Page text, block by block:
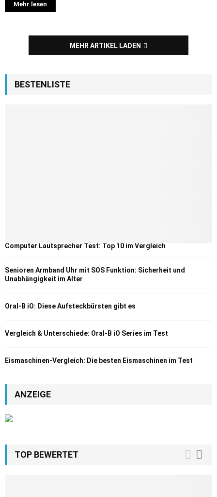
Mehr lesen
MEHR ARTIKEL LADEN
BESTENLISTE
Computer Lautsprecher Test: Top 10 im Vergleich
Senioren Armband Uhr mit SOS Funktion: Sicherheit und
Unabhängigkeit im Alter
Oral-B iO: Diese Aufsteckbürsten gibt es
Vergleich & Unterschiede: Oral-B iO Series im Test
Eismaschinen-Vergleich: Die besten Eismaschinen im Test
ANZEIGE
TOP BEWERTET